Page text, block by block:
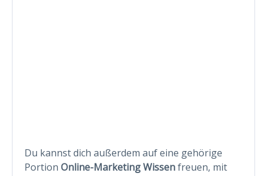
Du kannst dich außerdem auf eine gehörige
Portion Online-Marketing Wissenfreuen, mit